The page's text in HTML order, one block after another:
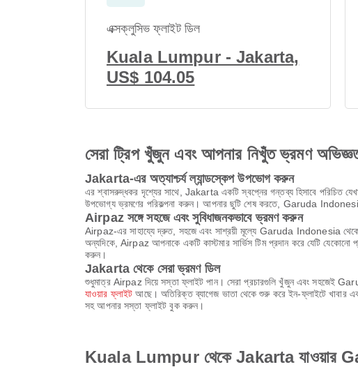
এক্সক্লুসিভ ফ্লাইট ডিল
Kuala Lumpur - Jakarta,
US$ 104.05
সেরা ট্রিপ খুঁজুন এবং আপনার নিখুঁত ভ্রমণ
Jakarta-এর অত্যাশ্চর্য ল্যান্ডস্কেপ উপভোগ করুন
এর শ্বাসরুদ্ধকর দৃশ্যের সাথে, Jakarta একটি স্বপ্নের গন্তব্য হিসাবে পরিচিত
উপভোগ্য ভ্রমণের পরিকল্পনা করুন। আপনার ছুটি শেষ করতে, Garuda
Airpaz সঙ্গে সহজে এবং সুবিধাজনকভাবে ভ্রমণ করুন
Airpaz-এর সাহায্যে দ্রুত, সহজে এবং সাশ্রয়ী মূল্যে Garuda Indonesia থেকে
অন্যদিকে, Airpaz আপনাকে একটি কাস্টমার সার্ভিস টিম প্রদান করে যেটি
করুন।
Jakarta থেকে সেরা ভ্রমণ ডিল
শুধুমাত্র Airpaz দিয়ে সস্তা ফ্লাইট পান। সেরা প্রচারগুলি খুঁজুন এবং সহজেই
যাওয়ার ফ্লাইট আছে। অতিরিক্ত ব্যাগেজ ভাতা থেকে শুরু করে ইন-ফ্লাইটে খাবার
সহ আপনার সস্তা ফ্লাইট বুক করুন।
Kuala Lumpur থেকে Jakarta যাওয়ার